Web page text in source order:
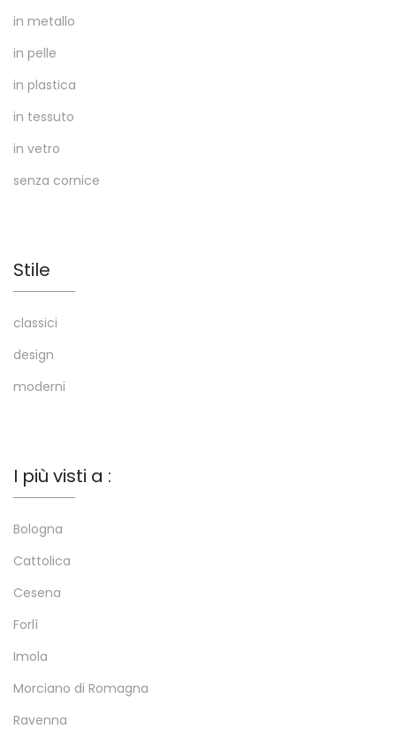
in metallo
in pelle
in plastica
in tessuto
in vetro
senza cornice
Stile
classici
design
moderni
I più visti a :
Bologna
Cattolica
Cesena
Forlì
Imola
Morciano di Romagna
Ravenna